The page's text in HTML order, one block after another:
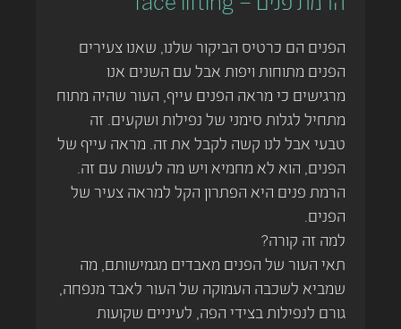
הרמת פנים – face lifting
הפנים הם כרטיס הביקור שלנו, שאנו צעירים
הפנים מתוחות ויפות אבל עם השנים אנו
מרגישים כי מראה הפנים עייף, העור שהיה מתוח
מתחיל לגלות סימני של נפילות ושקעים. זה
טבעי אבל לנו קשה לקבל את זה. מראה עייף של
הפנים, הוא לא מחמיא ויש מה לעשות עם זה.
הרמת פנים היא הפתרון הקל למראה צעיר של
הפנים.
למה זה קורה?
תאי העור של הפנים מאבדים מגמישותם, מה
שמביא לשכבה העמוקה של העור לאבד מנפחה,
גורם לנפילות בצידי הפה, לעיניים שקועות